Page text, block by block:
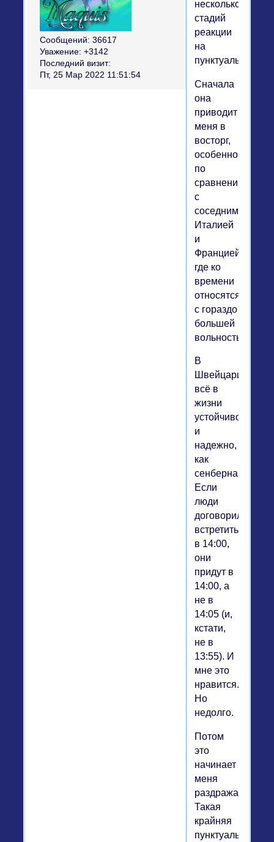
Сообщений: 36617
Уважение: +3142
Последний визит:
Пт, 25 Мар 2022 11:51:54
несколько
стадий
реакции
на
пунктуальность.
Сначала
она
приводит
меня в
восторг,
особенно
по
сравнению
с
соседними
Италией
и
Францией,
где ко
времени
относятся
с гораздо
большей
вольностью.
В
Швейцарии
всё в
жизни
устойчиво
и
надежно,
как
сенбернар.
Если
люди
договорились
встретиться
в 14:00,
они
придут в
14:00, а
не в
14:05 (и,
кстати,
не в
13:55). И
мне это
нравится.
Но
недолго.
Потом
это
начинает
меня
раздражать.
Такая
крайняя
пунктуальность